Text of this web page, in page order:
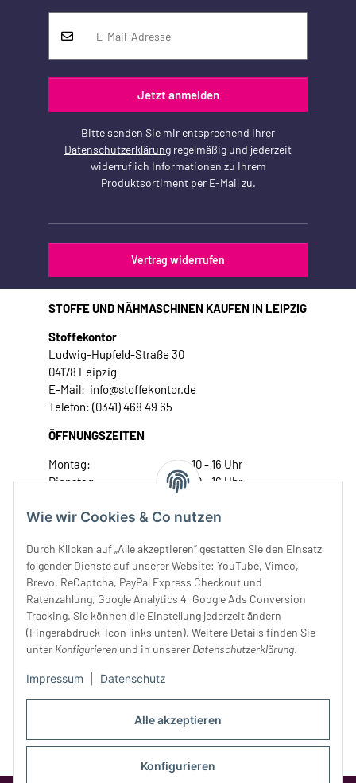
Alle akzeptieren
Konfigurieren
Wie wir Cookies & Co nutzen
Durch Klicken auf „Alle akzeptieren“ gestatten Sie den Einsatz
folgender Dienste auf unserer Website: YouTube, Vimeo,
Brevo, ReCaptcha, PayPal Express Checkout und
Ratenzahlung, Google Analytics 4, Google Ads Conversion
Tracking. Sie können die Einstellung jederzeit ändern
(Fingerabdruck-Icon links unten). Weitere Details finden Sie
unter Konfigurieren und in unserer Datenschutzerklärung.
Impressum Datenschutz
Jetzt anmelden
Bitte senden Sie mir entsprechend Ihrer
Datenschutzerklärung regelmäßig und jederzeit
widerruflich Informationen zu Ihrem
Produktsortiment per E-Mail zu.
Vertrag widerrufen
STOFFE UND NÄHMASCHINEN KAUFEN IN LEIPZIG
Stoffekontor
Ludwig-Hupfeld-Straße 30
04178 Leipzig
E-Mail: info@stoffekontor.de
Telefon: (0341) 468 49 65
ÖFFNUNGSZEITEN
Montag:
10 - 16 Uhr
Dienstag:
10 - 16 Uhr
Donnerstag:
10 - 18 Uhr
Samstag:
10 - 14 Uhr
Unser Service
Rechtliches